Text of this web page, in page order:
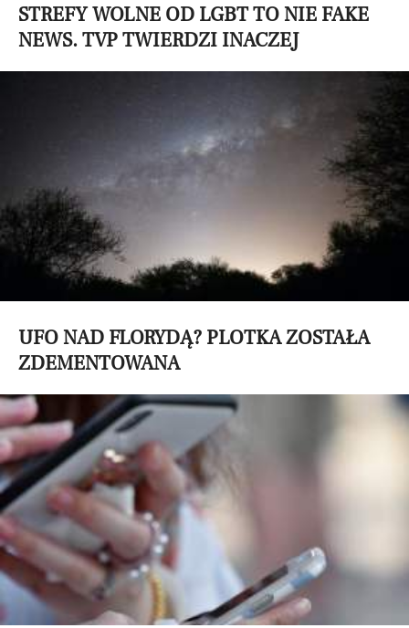
STREFY WOLNE OD LGBT TO NIE FAKE
NEWS. TVP TWIERDZI INACZEJ
UFO NAD FLORYDĄ? PLOTKA ZOSTAŁA
ZDEMENTOWANA